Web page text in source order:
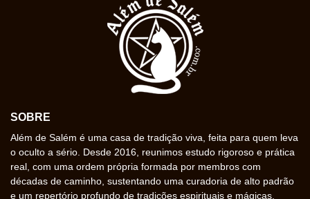
SOBRE
Além de Salém é uma casa de tradição viva, feita para quem leva
o oculto a sério. Desde 2016, reunimos estudo rigoroso e prática
real, com uma ordem própria formada por membros com
décadas de caminho, sustentando uma curadoria de alto padrão
e um repertório profundo de tradições espirituais e mágicas.